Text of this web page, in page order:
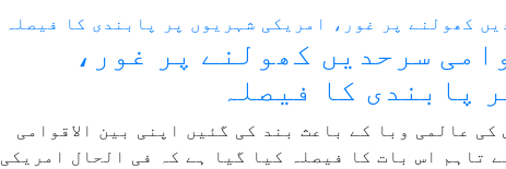
سرحدیں کھولنے پر غور،
پابندی کا فیصلہ
عالمی وبا کے باعث بند کی گئیں اپنی بین الاقوامی
تاہم اس بات کا فیصلہ کیا گیا ہے کہ فی الحال امریکی